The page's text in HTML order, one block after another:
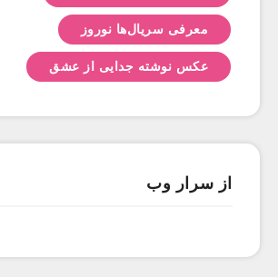
معرفی سریال‌ها نوروز
عکس نوشته جدایی از عشق
از سرار وب